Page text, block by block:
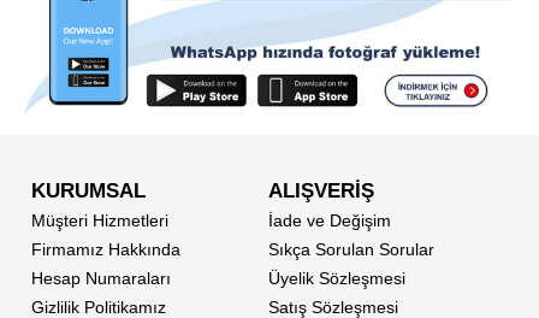
KURUMSAL
Müşteri Hizmetleri
Firmamız Hakkında
Hesap Numaraları
Gizlilik Politikamız
ALIŞVERİŞ
İade ve Değişim
Sıkça Sorulan Sorular
Üyelik Sözleşmesi
Satış Sözleşmesi